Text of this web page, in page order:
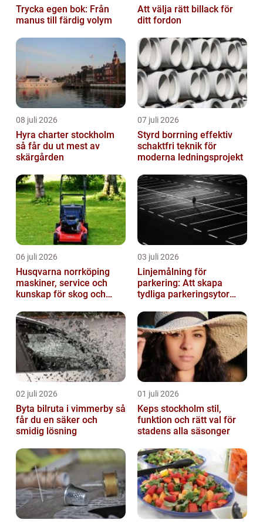
Trycka egen bok: Från
manus till färdig volym
Att välja rätt billack för
ditt fordon
08 juli 2026
Hyra charter stockholm
så får du ut mest av
skärgården
07 juli 2026
Styrd borrning effektiv
schaktfri teknik för
moderna ledningsprojekt
06 juli 2026
Husqvarna norrköping
maskiner, service och
kunskap för skog och
03 juli 2026
Linjemålning för
parkering: Att skapa
tydliga parkeringsytor
parkeringslinjer
02 juli 2026
Byta bilruta i vimmerby så
får du en säker och
smidig lösning
01 juli 2026
Keps stockholm stil,
funktion och rätt val för
stadens alla säsonger